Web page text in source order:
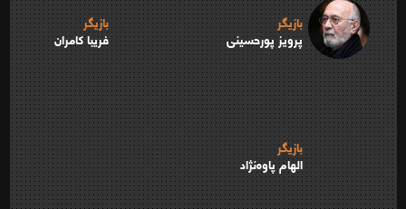
بازیگر
پرویز پورحسینی
بازیگر
فریبا کامران
بازیگر
الهام پاوه‌نژاد